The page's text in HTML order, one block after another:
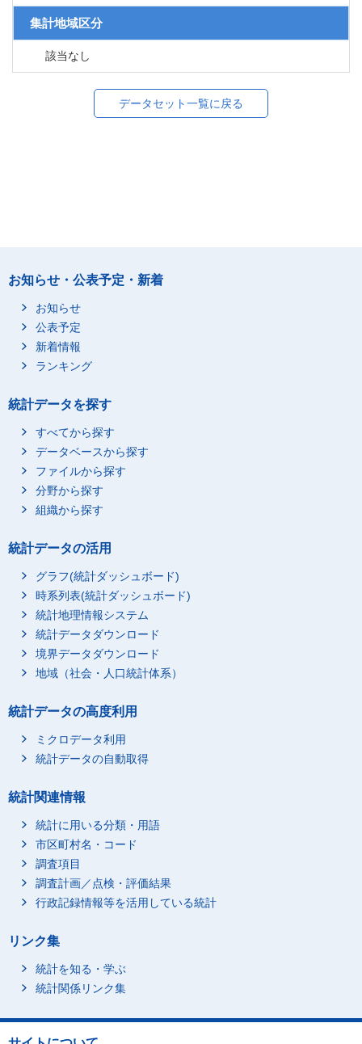
集計地域区分
該当なし
データセット一覧に戻る
お知らせ・公表予定・新着
お知らせ
公表予定
新着情報
ランキング
統計データを探す
すべてから探す
データベースから探す
ファイルから探す
分野から探す
組織から探す
統計データの活用
グラフ(統計ダッシュボード)
時系列表(統計ダッシュボード)
統計地理情報システム
統計データダウンロード
境界データダウンロード
地域（社会・人口統計体系）
統計データの高度利用
ミクロデータ利用
統計データの自動取得
統計関連情報
統計に用いる分類・用語
市区町村名・コード
調査項目
調査計画／点検・評価結果
行政記録情報等を活用している統計
リンク集
統計を知る・学ぶ
統計関係リンク集